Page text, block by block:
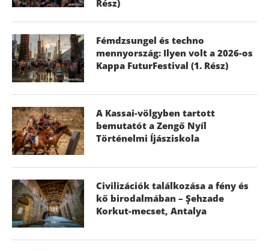
Rész)
Fémdzsungel és techno
mennyország: Ilyen volt a 2026-os
Kappa FuturFestival (1. Rész)
A Kassai-völgyben tartott
bemutatót a Zengő Nyíl
Történelmi Íjásziskola
Civilizációk találkozása a fény és
kő birodalmában – Şehzade
Korkut-mecset, Antalya